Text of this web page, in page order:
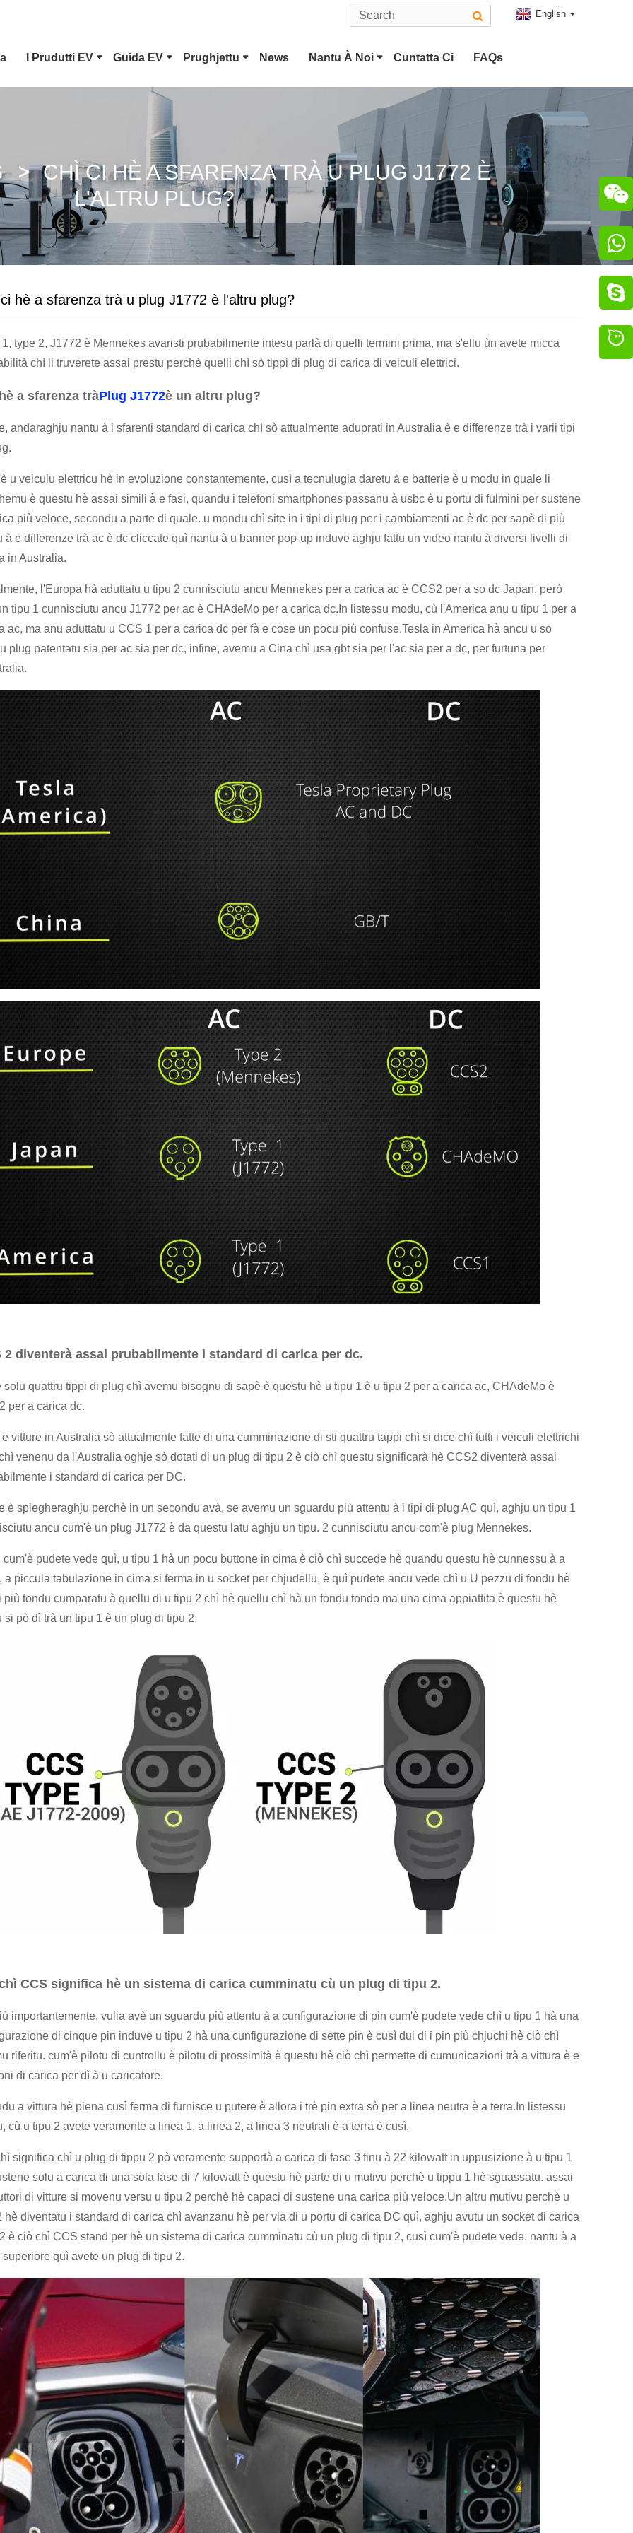
English
I Prudutti EV
Connettore EV Type 2
Plug CCS Combo 2 Connettore CHAdeMO
GB/T DC Gun Connettore ChaoJi
Guida EV Prughjettu News Nantu À Noi Cuntatta Ci FAQs
CHÌ CI HÈ A SFARENZA TRÀ U PLUG J1772 È
L'ALTRU PLUG?
hè a sfarenza trà u plug J1772 è l'altru plug?
1, type 2, J1772 è Mennekes avaristi prubabilmente intesu parlà di quelli termini prima, ma s'ellu ùn avete micca
chì li truverete assai prestu perchè quelli chì sò tippi di plug di carica di veiculi elettrici.
a sfarenza tràPlug J1772è un altru plug?
andaraghju nantu à i sfarenti standard di carica chì sò attualmente aduprati in Australia è e differenze trà i varii tipi
u veiculu elettricu hè in evoluzione constantemente, cusì a tecnulugia daretu à e batterie è u modu in quale li
è questu hè assai simili à e fasi, quandu i telefoni smartphones passanu à usbc è u portu di fulmini per sustene
più veloce, secondu a parte di quale. u mondu chì site in i tipi di plug per i cambiamenti ac è dc per sapè di più
à e differenze trà ac è dc cliccate quì nantu à u banner pop-up induve aghju fattu un video nantu à diversi livelli di
in Australia.
l'Europa hà aduttatu u tipu 2 cunnisciutu ancu Mennekes per a carica ac è CCS2 per a so dc Japan, però
tipu 1 cunnisciutu ancu J1772 per ac è CHAdeMo per a carica dc.In listessu modu, cù l'America anu u tipu 1 per a
ac, ma anu aduttatu u CCS 1 per a carica dc per fà e cose un pocu più confuse.Tesla in America hà ancu u so
plug patentatu sia per ac sia per dc, infine, avemu a Cina chì usa gbt sia per l'ac sia per a dc, per furtuna per
2 diventerà assai prubabilmente i standard di carica per dc.
solu quattru tippi di plug chì avemu bisognu di sapè è questu hè u tipu 1 è u tipu 2 per a carica ac, CHAdeMo è
per a carica dc.
e vitture in Australia sò attualmente fatte di una cumminazione di sti quattru tappi chì si dice chì tutti i veiculi elettrichi
venenu da l'Australia oghje sò dotati di un plug di tipu 2 è ciò chì questu significarà hè CCS2 diventerà assai
i standard di carica per DC.
è spiegheraghju perchè in un secondu avà, se avemu un sguardu più attentu à i tipi di plug AC quì, aghju un tipu 1
ancu cum'è un plug J1772 è da questu latu aghju un tipu. 2 cunnisciutu ancu com'è plug Mennekes.
cum'è pudete vede quì, u tipu 1 hà un pocu buttone in cima è ciò chì succede hè quandu questu hè cunnessu à a
a piccula tabulazione in cima si ferma in u socket per chjudellu, è quì pudete ancu vede chì u U pezzu di fondu hè
più tondu cumparatu à quellu di u tipu 2 chì hè quellu chì hà un fondu tondo ma una cima appiattita è questu hè
si pò dì trà un tipu 1 è un plug di tipu 2.
CCS significa hè un sistema di carica cumminatu cù un plug di tipu 2.
importantemente, vulia avè un sguardu più attentu à a cunfigurazione di pin cum'è pudete vede chì u tipu 1 hà una
di cinque pin induve u tipu 2 hà una cunfigurazione di sette pin è cusì dui di i pin più chjuchi hè ciò chì
riferitu. cum'è pilotu di cuntrollu è pilotu di prossimità è questu hè ciò chì permette di cumunicazioni trà a vittura è e
di carica per dì à u caricatore.
a vittura hè piena cusì ferma di furnisce u putere è allora i trè pin extra sò per a linea neutra è a terra.In listessu
cù u tipu 2 avete veramente a linea 1, a linea 2, a linea 3 neutrali è a terra è cusì.
significa chì u plug di tippu 2 pò veramente supportà a carica di fase 3 finu à 22 kilowatt in uppusizione à u tipu 1
solu a carica di una sola fase di 7 kilowatt è questu hè parte di u mutivu perchè u tippu 1 hè sguassatu. assai
di vitture si movenu versu u tipu 2 perchè hè capaci di sustene una carica più veloce.Un altru mutivu perchè u
hè diventatu i standard di carica chì avanzanu hè per via di u portu di carica DC quì, aghju avutu un socket di carica
è ciò chì CCS stand per hè un sistema di carica cumminatu cù un plug di tipu 2, cusì cum'è pudete vede. nantu à a
superiore quì avete un plug di tipu 2.


